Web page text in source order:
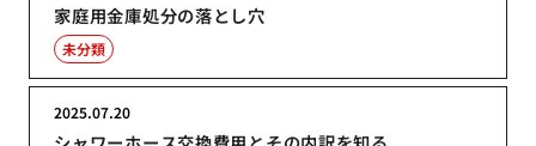
家庭用金庫処分の落とし穴
未分類
2025.07.20